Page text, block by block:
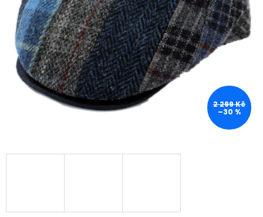
2 299 Kč
–30 %